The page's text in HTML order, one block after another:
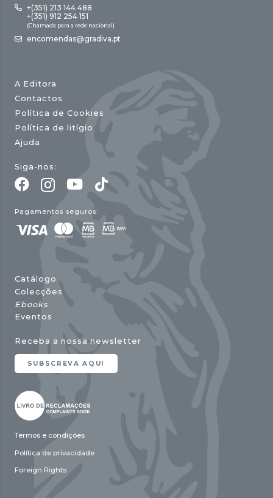
+(351) 213 144 488
+(351) 912 254 151
(Chamada para a rede nacional)
encomendas@gradiva.pt
A Editora
Contactos
Política de Cookies
Política de litígio
Ajuda
Siga-nos:
Pagamentos seguros:
Catálogo
Colecções
Ebooks
Eventos
Receba a nossa newsletter
SUBSCREVA AQUI
Termos e condições
Política de privacidade
Foreign Rights